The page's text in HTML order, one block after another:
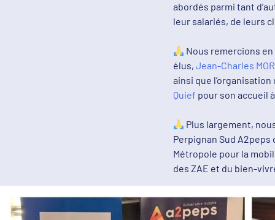
abordés parmi tant
leur salariés, de leurs
Nous remercions
élus,Jean-Charles
ainsi que
Quief pour son accueil
Plus largement,
Perpignan Sud
Métropole pour la
des ZAE et du bien-